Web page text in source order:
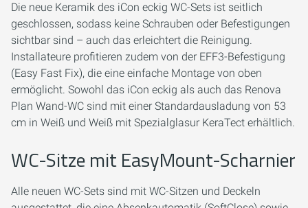
Die neue Keramik des iCon eckig WC-Sets ist seitlich
geschlossen, sodass keine Schrauben oder Befestigungen
sichtbar sind – auch das erleichtert die Reinigung.
Installateure profitieren zudem von der EFF3-Befestigung
(Easy Fast Fix), die eine einfache Montage von oben
ermöglicht. Sowohl das iCon eckig als auch das Renova
Plan Wand-WC sind mit einer Standardausladung von 53
cm in Weiß und Weiß mit Spezialglasur KeraTect erhältlich.
WC-Sitze mit EasyMount-Scharnier
Alle neuen WC-Sets sind mit WC-Sitzen und Deckeln